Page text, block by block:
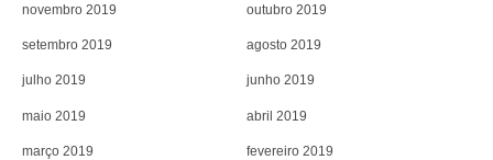
novembro 2019 outubro 2019
setembro 2019 agosto 2019
julho 2019 junho 2019
maio 2019 abril 2019
março 2019 fevereiro 2019